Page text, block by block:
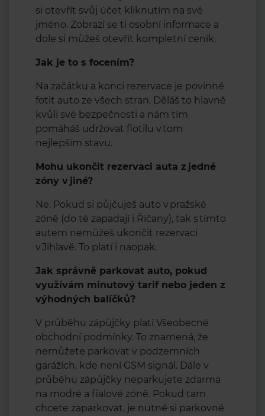
si otevřít svůj účet kliknutím na své
jméno. Zobrazí se ti osobní informace a
dole si můžeš otevřít kompletní ceník.
Jak je to s focením?
Na začátku a konci rezervace je povinné
fotit auto ze všech stran. Děláš to hlavně
kvůli své bezpečnosti a nám tím
pomáháš udržovat flotilu v tom
nejlepším stavu.
Mohu ukončit rezervaci auta z jedné
zóny v jiné?
Ne. Pokud si půjčuješ auto v pražské
zóně (do té zapadají i Říčany), tak s tímto
autem nemůžeš ukončit rezervaci
v Jihlavě. To platí i naopak.
Jak správně parkovat auto, pokud
využívám minutový tarif nebo jeden z
výhodných balíčků?
V průběhu zápůjčky platí Všeobecné
obchodní podmínky. To znamená, že
nemůžete parkovat v podzemních
garážích, kde není GSM signál. Dále v
průběhu zápůjčky neparkujete zdarma
na modré a fialové zóně. Pokud tam
chcete zaparkovat, je nutné si parkovné